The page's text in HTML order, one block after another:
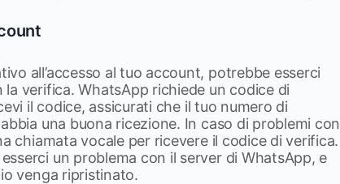
all’accesso al tuo account, potrebbe esserci
verifica. WhatsApp richiede un codice di
il codice, assicurati che il tuo numero di
una buona ricezione. In caso di problemi con
chiamata vocale per ricevere il codice di verifica.
un problema con il server di WhatsApp, e
venga ripristinato.